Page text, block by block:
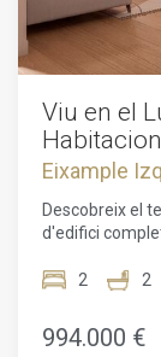
Viu en el
Eixample
Descobreix el
d'edifici
en cada
pla de planta
aquesta
2 2
994.000 €